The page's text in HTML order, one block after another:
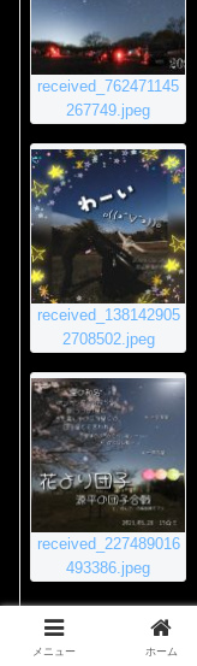
received_762471145
267749.jpeg
received_138142905
2708502.jpeg
received_227489016
493386.jpeg
2020年11月23日 8:55 PM
メニュー ホーム